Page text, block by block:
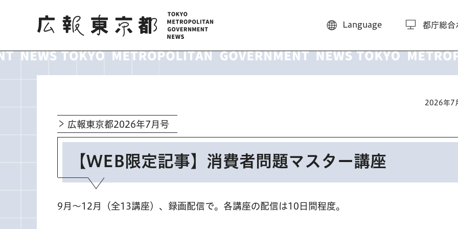
広報東京都
Language 都庁総合
2026年7
広報東京都2026年7月号
【WEB限定記事】消費者問題マスター講座
9月～12月（全13講座）、録画配信で。各講座の配信は10日間程度。